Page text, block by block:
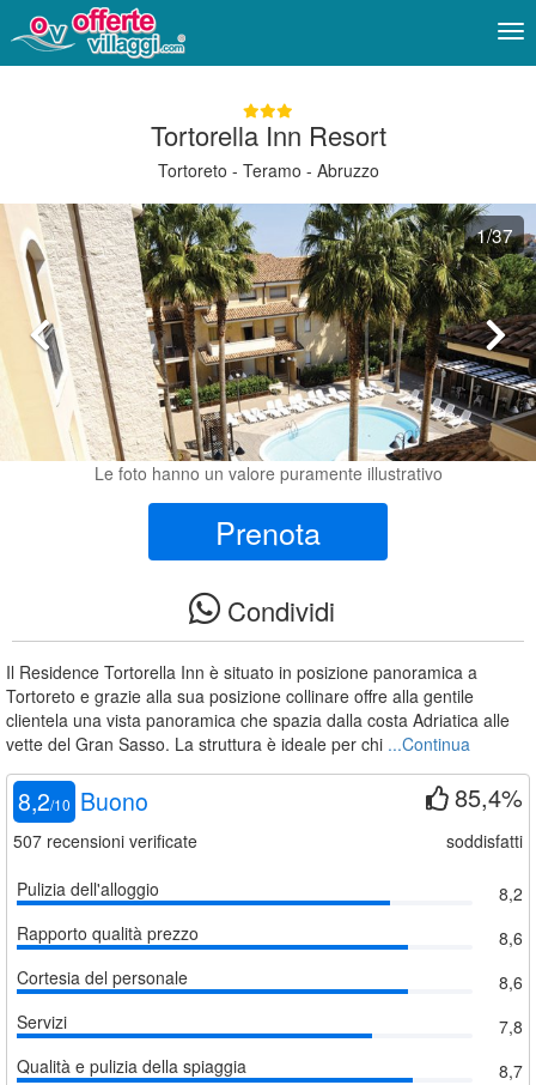
Tortorella Inn Resort
Tortoreto - Teramo - Abruzzo
1/37
Le foto hanno un valore puramente illustrativo
Prenota
Condividi
Il Residence Tortorella Inn è situato in posizione panoramica a
Tortoreto e grazie alla sua posizione collinare offre alla gentile
clientela una vista panoramica che spazia dalla costa Adriatica alle
vette del Gran Sasso. La struttura è ideale per chi ...Continua
8,2/10 Buono
507 recensioni verificate
85,4%
soddisfatti
Pulizia dell'alloggio
8,2
Rapporto qualità prezzo
8,6
Cortesia del personale
8,6
Servizi
7,8
Qualità e pulizia della spiaggia
8,7